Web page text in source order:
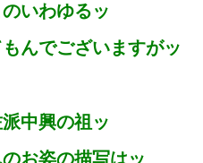
いわゆるッ
んでございますがッ
中興の祖ッ
お姿の描写はッ